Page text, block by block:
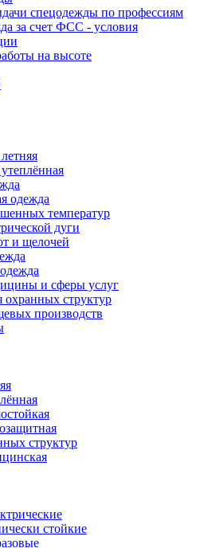
спецодежды по профессиям
за счет ФСС - условия
на высоте
одежда
температур
дуги
и щелочей
и сферы услуг
охранных структур
производств
структур
стойкие